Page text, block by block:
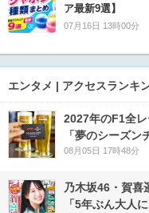
ア最新9選】
07月16日 13時00分
エンタメ | アクセスランキ
2027年のF1全
「夢のシーズン
08月05日 17時48分
乃木坂46・賀喜
「5年ぶん大人